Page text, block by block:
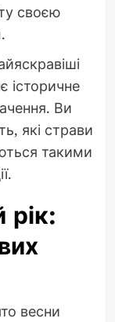
своєю
історичне
Ви
які страви
такими
весни